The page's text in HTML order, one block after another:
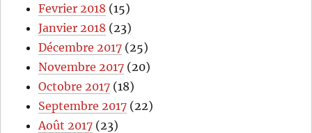
Fevrier 2018 (15)
Janvier 2018 (23)
Décembre 2017 (25)
Novembre 2017 (20)
Octobre 2017 (18)
Septembre 2017 (22)
Août 2017 (23)